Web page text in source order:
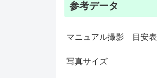
参考データ
マニュアル撮影 目安表
写真サイズ